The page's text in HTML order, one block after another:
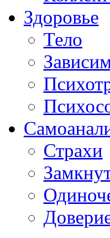
Здоровье
Тело
Страхи